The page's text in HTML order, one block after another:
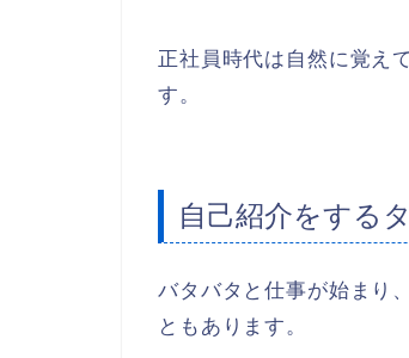
正社員時代は自然に覚え
す。
自己紹介をする
バタバタと仕事が始まり
ともあります。